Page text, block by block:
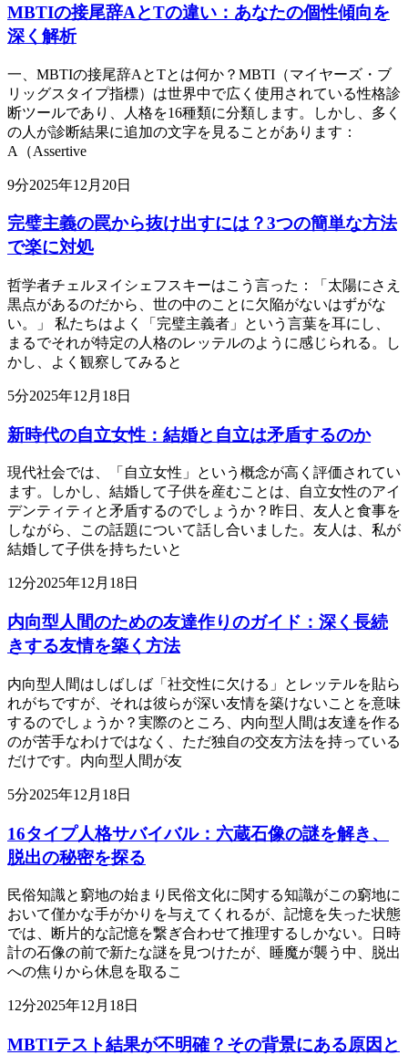
MBTIの接尾辞AとTの違い：あなたの個性傾向を
深く解析
一、MBTIの接尾辞AとTとは何か？MBTI（マイヤーズ・ブ
リッグスタイプ指標）は世界中で広く使用されている性格診
断ツールであり、人格を16種類に分類します。しかし、多く
の人が診断結果に追加の文字を見ることがあります：
A（Assertive
9分2025年12月20日
完璧主義の罠から抜け出すには？3つの簡単な方法
で楽に対処
哲学者チェルヌイシェフスキーはこう言った：「太陽にさえ
黒点があるのだから、世の中のことに欠陥がないはずがな
い。」 私たちはよく「完璧主義者」という言葉を耳にし、
まるでそれが特定の人格のレッテルのように感じられる。し
かし、よく観察してみると
5分2025年12月18日
新時代の自立女性：結婚と自立は矛盾するのか
現代社会では、「自立女性」という概念が高く評価されてい
ます。しかし、結婚して子供を産むことは、自立女性のアイ
デンティティと矛盾するのでしょうか？昨日、友人と食事を
しながら、この話題について話し合いました。友人は、私が
結婚して子供を持ちたいと
12分2025年12月18日
内向型人間のための友達作りのガイド：深く長続
きする友情を築く方法
内向型人間はしばしば「社交性に欠ける」とレッテルを貼ら
れがちですが、それは彼らが深い友情を築けないことを意味
するのでしょうか？実際のところ、内向型人間は友達を作る
のが苦手なわけではなく、ただ独自の交友方法を持っている
だけです。内向型人間が友
5分2025年12月18日
16タイプ人格サバイバル：六蔵石像の謎を解き、
脱出の秘密を探る
民俗知識と窮地の始まり民俗文化に関する知識がこの窮地に
おいて僅かな手がかりを与えてくれるが、記憶を失った状態
では、断片的な記憶を繋ぎ合わせて推理するしかない。日時
計の石像の前で新たな謎を見つけたが、睡魔が襲う中、脱出
への焦りから休息を取るこ
12分2025年12月18日
MBTIテスト結果が不明確？その背景にある原因と